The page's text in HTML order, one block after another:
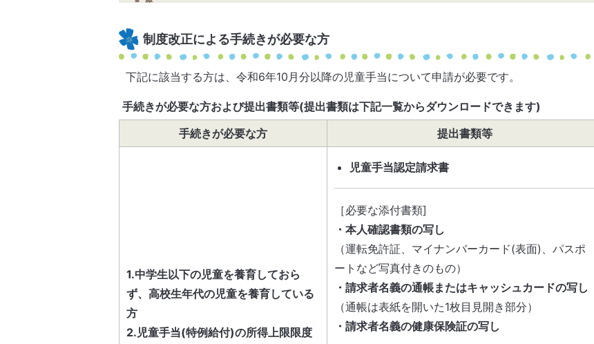
制度改正による手続きが必要な方
下記に該当する方は、令和6年10月分以降の児童手当について申請が必要です。
手続きが必要な方および提出書類等(提出書類は下記一覧からダウンロードできます)
手続きが必要な方
提出書類等
1.中学生以下の児童を養育しておら
ず、高校生年代の児童を養育している
方
2.児童手当(特例給付)の所得上限限度
児童手当認定請求書
［必要な添付書類]
・本人確認書類の写し
（運転免許証、マイナンバーカード(表面)、パスポ
ートなど写真付きのもの）
・請求者名義の通帳またはキャッシュカードの写し
（通帳は表紙を開いた1枚目見開き部分）
・請求者名義の健康保険証の写し